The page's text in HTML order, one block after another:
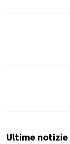
Ultime notizie